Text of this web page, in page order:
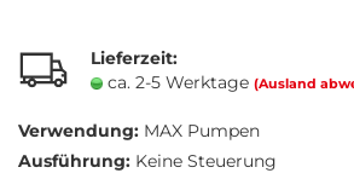
Lieferzeit:
ca. 2-5 Werktage (Ausland
Verwendung: MAX Pumpen
Ausführung: Keine Steuerung